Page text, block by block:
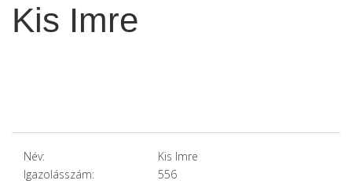
Kis Imre
Név:
Kis Imre
Igazolásszám:
556